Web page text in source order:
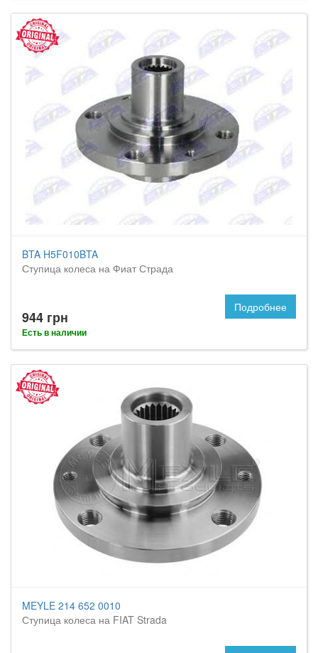
BTA H5F010BTA
Ступица колеса на Фиат Страда
944 грн
Есть в наличии
Подробнее
MEYLE 214 652 0010
Ступица колеса на FIAT Strada